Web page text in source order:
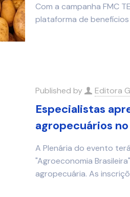
Com a campanha FMC
plataforma de
Published by Editora
Especialistas
agropecuários
A Plenária do evento
"Agroeconomia
agropecuária. As